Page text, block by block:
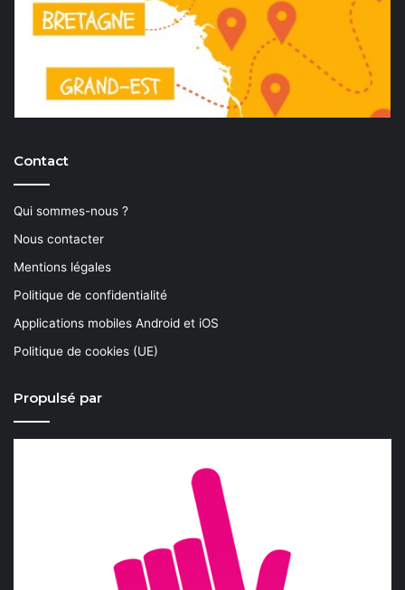
Contact
Qui sommes-nous ?
Nous contacter
Mentions légales
Politique de confidentialité
Applications mobiles Android et iOS
Politique de cookies (UE)
Propulsé par